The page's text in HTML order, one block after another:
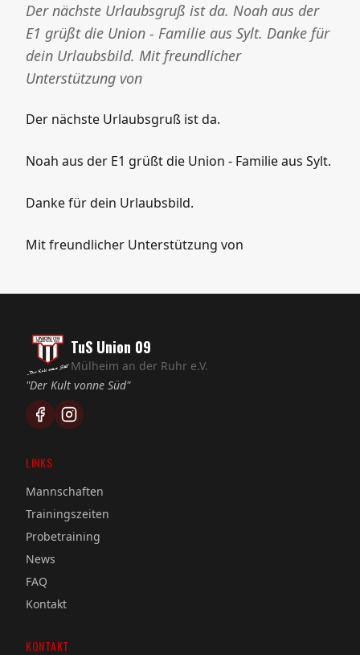
Der nächste Urlaubsgruß ist da. Noah aus der
E1 grüßt die Union - Familie aus Sylt. Danke für
dein Urlaubsbild. Mit freundlicher
Unterstützung von
Der nächste Urlaubsgruß ist da.
Noah aus der E1 grüßt die Union - Familie aus Sylt.
Danke für dein Urlaubsbild.
Mit freundlicher Unterstützung von
TuS Union 09
Mülheim an der Ruhr e.V.
"Der Kult vonne Süd"
LINKS
Mannschaften
Trainingszeiten
Probetraining
News
FAQ
Kontakt
KONTAKT